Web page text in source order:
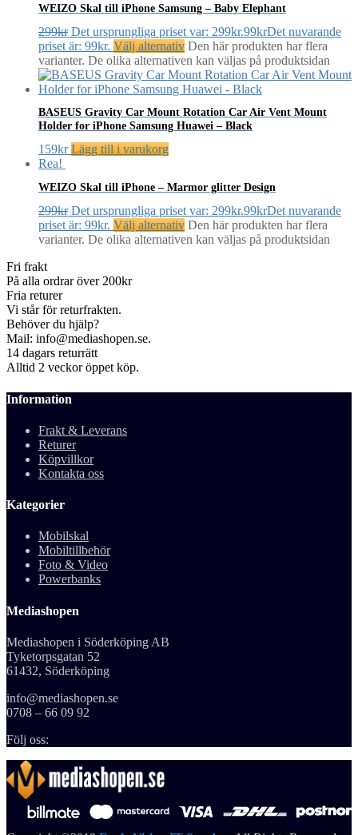
WEIZO Skal till iPhone Samsung – Baby Elephant
299kr Det ursprungliga priset var: 299kr.99krDet nuvarande
priset är: 99kr. Välj alternativ Den här produkten har flera
varianter. De olika alternativen kan väljas på produktsidan
BASEUS Gravity Car Mount Rotation Car Air Vent Mount
Holder for iPhone Samsung Huawei – Black
159kr Lägg till i varukorg
Rea!
WEIZO Skal till iPhone – Marmor glitter Design
299kr Det ursprungliga priset var: 299kr.99krDet nuvarande
priset är: 99kr. Välj alternativ Den här produkten har flera
varianter. De olika alternativen kan väljas på produktsidan
Fri frakt
På alla ordrar över 200kr
Fria returer
Vi står för returfrakten.
Behöver du hjälp?
Mail: info@mediashopen.se.
14 dagars returrätt
Alltid 2 veckor öppet köp.
Information
Frakt & Leverans
Returer
Köpvillkor
Kontakta oss
Kategorier
Mobilskal
Mobiltillbehör
Foto & Video
Powerbanks
Mediashopen
Mediashopen i Söderköping AB
Tyketorpsgatan 52
61432, Söderköping
info@mediashopen.se
0708 – 66 09 92
Följ oss: